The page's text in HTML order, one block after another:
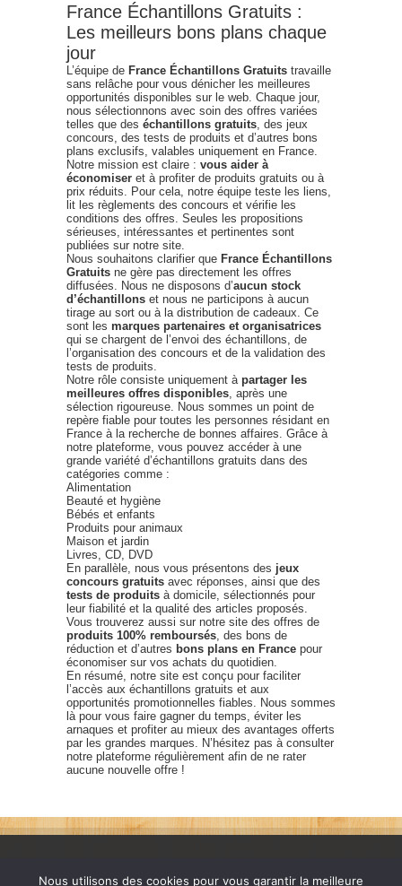
France Échantillons Gratuits :
Les meilleurs bons plans chaque
jour
L’équipe de France Échantillons Gratuits travaille
sans relâche pour vous dénicher les meilleures
opportunités disponibles sur le web. Chaque jour,
nous sélectionnons avec soin des offres variées
telles que des échantillons gratuits , des jeux
concours, des tests de produits et d’autres bons
plans exclusifs, valables uniquement en France.
Notre mission est claire : vous aider à
économiser et à profiter de produits gratuits ou à
prix réduits. Pour cela, notre équipe teste les liens,
lit les règlements des concours et vérifie les
conditions des offres. Seules les propositions
sérieuses, intéressantes et pertinentes sont
publiées sur notre site.
Nous souhaitons clarifier que France Échantillons
Gratuits ne gère pas directement les offres
diffusées. Nous ne disposons d’aucun stock
d’échantillons et nous ne participons à aucun
tirage au sort ou à la distribution de cadeaux. Ce
sont les marques partenaires et organisatrices
qui se chargent de l’envoi des échantillons, de
l’organisation des concours et de la validation des
tests de produits.
Notre rôle consiste uniquement à partager les
meilleures offres disponibles , après une
sélection rigoureuse. Nous sommes un point de
repère fiable pour toutes les personnes résidant en
France à la recherche de bonnes affaires. Grâce à
notre plateforme, vous pouvez accéder à une
grande variété d’échantillons gratuits dans des
catégories comme :
Alimentation
Beauté et hygiène
Bébés et enfants
Produits pour animaux
Maison et jardin
Livres, CD, DVD
En parallèle, nous vous présentons des jeux
concours gratuits avec réponses, ainsi que des
tests de produits à domicile, sélectionnés pour
leur fiabilité et la qualité des articles proposés.
Vous trouverez aussi sur notre site des offres de
produits 100% remboursés , des bons de
réduction et d’autres bons plans en France pour
économiser sur vos achats du quotidien.
En résumé, notre site est conçu pour faciliter
l’accès aux échantillons gratuits et aux
opportunités promotionnelles fiables. Nous sommes
là pour vous faire gagner du temps, éviter les
arnaques et profiter au mieux des avantages offerts
par les grandes marques. N’hésitez pas à consulter
notre plateforme régulièrement afin de ne rater
aucune nouvelle offre !
Nous utilisons des cookies pour vous garantir la meilleure